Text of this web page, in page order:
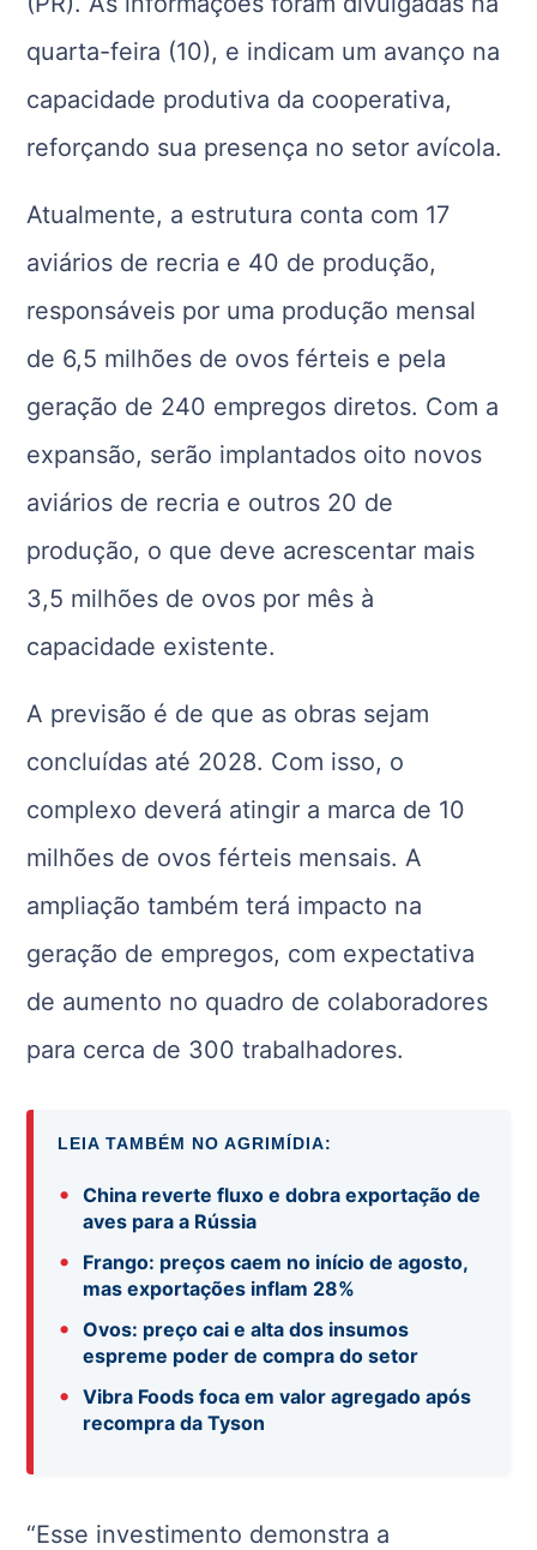
quarta-feira (10), e indicam um avanço na
capacidade produtiva da cooperativa,
reforçando sua presença no setor avícola.
Atualmente, a estrutura conta com 17
aviários de recria e 40 de produção,
responsáveis por uma produção mensal
de 6,5 milhões de ovos férteis e pela
geração de 240 empregos diretos. Com a
expansão, serão implantados oito novos
aviários de recria e outros 20 de
produção, o que deve acrescentar mais
3,5 milhões de ovos por mês à
capacidade existente.
A previsão é de que as obras sejam
concluídas até 2028. Com isso, o
complexo deverá atingir a marca de 10
milhões de ovos férteis mensais. A
ampliação também terá impacto na
geração de empregos, com expectativa
de aumento no quadro de colaboradores
para cerca de 300 trabalhadores.
LEIA TAMBÉM NO AGRIMÍDIA:
•
China reverte fluxo e dobra exportação de
aves para a Rússia
•
Frango: preços caem no início de agosto,
mas exportações inflam 28%
•
Ovos: preço cai e alta dos insumos
espreme poder de compra do setor
•
Vibra Foods foca em valor agregado após
recompra da Tyson
“Esse investimento demonstra a